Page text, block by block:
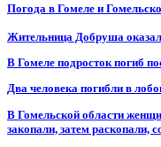
Погода в Гомеле и
Жительница Добруша
В Гомеле подросток погиб
Два человека погибли в
В Гомельской области
закопали, затем раскопали,